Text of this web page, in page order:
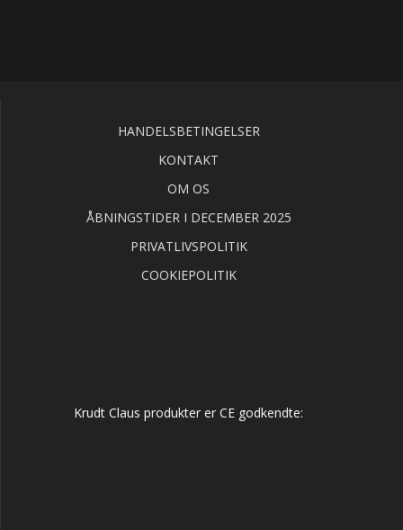
HANDELSBETINGELSER
KONTAKT
OM OS
ÅBNINGSTIDER I DECEMBER 2025
PRIVATLIVSPOLITIK
COOKIEPOLITIK
Krudt Claus produkter er CE godkendte: